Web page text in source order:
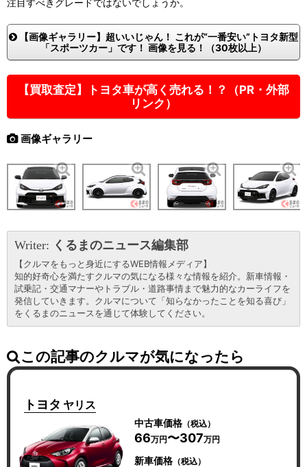
注目すべきグレードではないでしょうか。
【画像ギャラリー】超いいじゃん！ これが“一番安い”トヨタ新型
「スポーツカー」です！ 画像を見る！（30枚以上）
【買取査定】トヨタ車が高く売れる！？（PR・外部
リンク）
画像ギャラリー
Writer: くるまのニュース編集部
【クルマをもっと身近にするWEB情報メディア】
知的好奇心を満たすクルマの気になる様々な情報を紹介。新車情報・
試乗記・交通マナーやトラブル・道路事情まで魅力的なカーライフを
発信していきます。クルマについて「知らなかったことを知る喜び」
をくるまのニュースを通じて体験してください。
この記事のクルマが気になったら
トヨタ ヤリス
中古車価格（税込）
66万円〜307万円
新車価格（税込）